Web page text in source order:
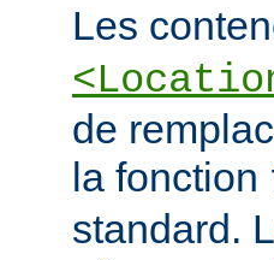
Les
de
la fonction
standard.